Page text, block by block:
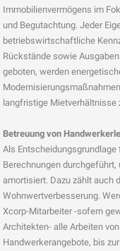
Immobilienvermögens im
und Begutachtung. Jeder
betriebswirtschaftliche
Rückstände sowie
geboten, werden
langfristige Mietverhältnisse
Betreuung von
Als Entscheidungsgrundlage
Berechnungen
amortisiert. Dazu zählt auch
Wohnwertverbesserung.
Xcorp-Mitarbeiter -sofern
Architekten- alle Arbeiten
Handwerkerangebote, bis